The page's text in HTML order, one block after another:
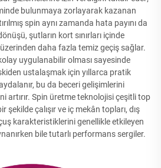
bulunmaya zorlayarak kazanan
spin aynı zamanda hata payını da
şutların kort sınırları içinde
daha fazla temiz geçiş sağlar.
uygulanabilir olması sayesinde
ustalaşmak için yıllarca pratik
bu da beceri gelişimlerini
artırır. Spin üretme teknolojisi çeşitli top
çalışır ve iç mekân topları, dış
karakteristiklerini genellikle etkileyen
bile tutarlı performans sergiler.